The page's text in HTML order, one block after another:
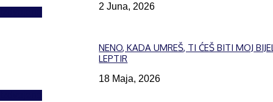
2 Juna, 2026
NENO, KADA UMREŠ, TI ĆEŠ BITI MOJ
LEPTIR
18 Maja, 2026